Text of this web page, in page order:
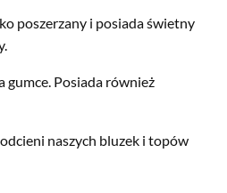
poszerzany i posiada świetny
gumce. Posiada również
naszych bluzek i topów